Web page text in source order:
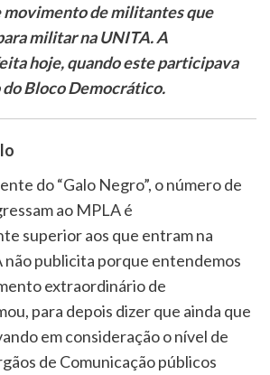
movimento de militantes que
militar na UNITA. A
hoje, quando este participava
Bloco Democrático.
do “Galo Negro”, o número de
ao MPLA é
superior aos que entram na
não publicita porque entendemos
extraordinário de
para depois dizer que ainda que
em consideração o nível de
de Comunicação públicos